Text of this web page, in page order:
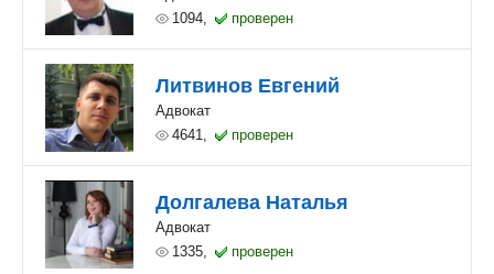
1094,
проверен
Литвинов Евгений
Адвокат
4641,
проверен
Долгалева Наталья
Адвокат
1335,
проверен